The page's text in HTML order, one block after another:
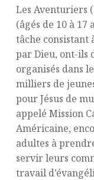
Les Aventuriers
(âgés de 10 à
tâche consistant
par Dieu, ont-ils
organisés dans
milliers de
pour Jésus de
appelé Mission
Américaine,
adultes à
servir leurs
travail